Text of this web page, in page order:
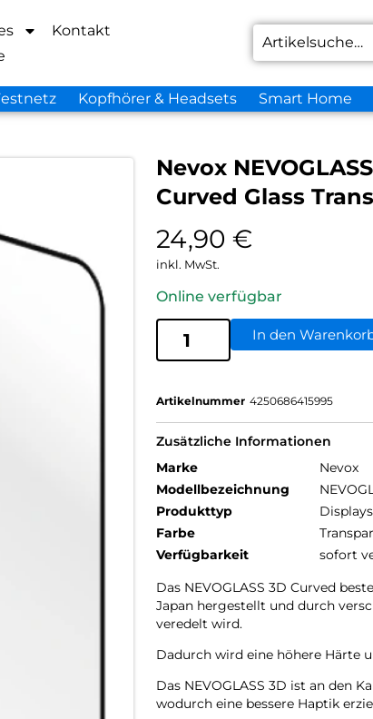
Kontakt
Kopfhörer & Headsets Smart Home
Nevox
Curved Glass
24,90 €
inkl. MwSt.
Online verfügbar
In den
Artikelnummer 4250686415995
Zusätzliche Informationen
Marke
Nevox
Modellbezeichnung
Produkttyp
Farbe
Verfügbarkeit
sofort
Das NEVOGLASS 3D Curved
Japan hergestellt und durch
veredelt wird.
Dadurch wird eine höhere Härte
Das NEVOGLASS 3D ist an den
wodurch eine bessere Haptik